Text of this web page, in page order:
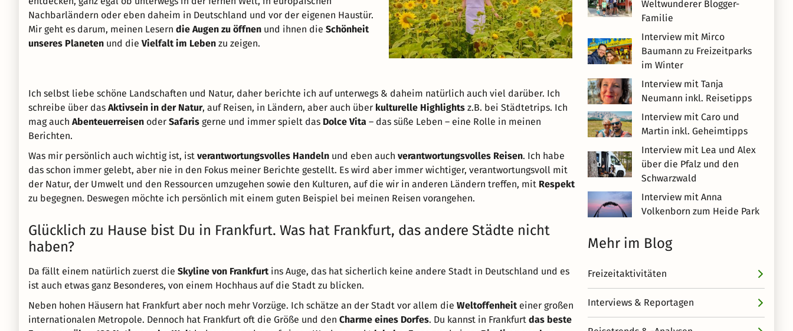
Nachbarländern oder eben daheim in Deutschland und vor der eigenen Haustür.
Mir geht es darum, meinen Lesern die Augen zu öffnen und ihnen die Schönheit
unseres Planeten und die Vielfalt im Leben zu zeigen.
Ich selbst liebe schöne Landschaften und Natur, daher berichte ich auf unterwegs & daheim natürlich auch viel darüber. Ich
schreibe über das Aktivsein in der Natur, auf Reisen, in Ländern, aber auch über kulturelle Highlights z.B. bei Städtetrips. Ich
mag auch Abenteuerreisen oder Safaris gerne und immer spielt das Dolce Vita – das süße Leben – eine Rolle in meinen
Berichten.
Was mir persönlich auch wichtig ist, ist verantwortungsvolles Handeln und eben auch verantwortungsvolles Reisen. Ich habe
das schon immer gelebt, aber nie in den Fokus meiner Berichte gestellt. Es wird aber immer wichtiger, verantwortungsvoll mit
der Natur, der Umwelt und den Ressourcen umzugehen sowie den Kulturen, auf die wir in anderen Ländern treffen, mit Respekt
zu begegnen. Deswegen möchte ich persönlich mit einem guten Beispiel bei meinen Reisen vorangehen.
Glücklich zu Hause bist Du in Frankfurt. Was hat Frankfurt, das andere Städte nicht
haben?
Da fällt einem natürlich zuerst die Skyline von Frankfurt ins Auge, das hat sicherlich keine andere Stadt in Deutschland und es
ist auch etwas ganz Besonderes, von einem Hochhaus auf die Stadt zu blicken.
Neben hohen Häusern hat Frankfurt aber noch mehr Vorzüge. Ich schätze an der Stadt vor allem die Weltoffenheit einer großen
internationalen Metropole. Dennoch hat Frankfurt oft die Größe und den Charme eines Dorfes. Du kannst in Frankfurt das beste
Weltwunderer Blogger-
Familie
Interview mit Mirco
Baumann zu Freizeitparks
im Winter
Interview mit Tanja
Neumann inkl. Reisetipps
Interview mit Caro und
Martin inkl. Geheimtipps
Interview mit Lea und Alex
über die Pfalz und den
Schwarzwald
Interview mit Anna
Volkenborn zum Heide Park
Mehr im Blog
Freizeitaktivitäten
Interviews & Reportagen